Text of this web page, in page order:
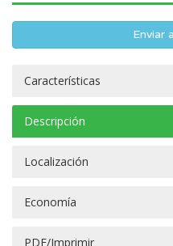
Enviar
Características
Descripción
Localización
Economía
PDF/Imprimir